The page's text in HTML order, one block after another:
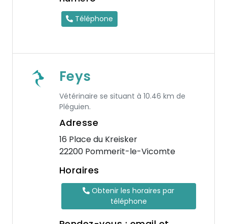
Téléphone
Feys
Vétérinaire se situant à 10.46 km de
Pléguien.
Adresse
16 Place du Kreisker
22200 Pommerit-le-Vicomte
Horaires
Obtenir les horaires par
téléphone